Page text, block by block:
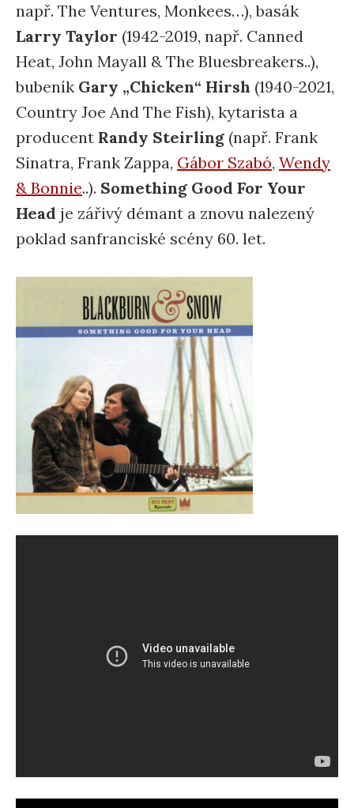
např. The Ventures, Monkees…), basák
Larry Taylor (1942-2019, např. Canned
Heat, John Mayall & The Bluesbreakers..),
bubeník Gary „Chicken“ Hirsh (1940-2021,
Country Joe And The Fish), kytarista a
producent Randy Steirling (např. Frank
Sinatra, Frank Zappa, Gábor Szabó, Wendy
& Bonnie..). Something Good For Your
Head je zářivý démant a znovu nalezený
poklad sanfranciské scény 60. let.